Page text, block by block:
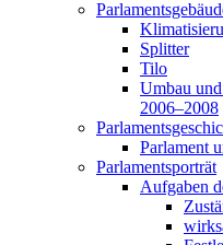
Splitter
Tilo
Umbau
2006–2008
Parlament
Parlamentsporträt
Aufgaben